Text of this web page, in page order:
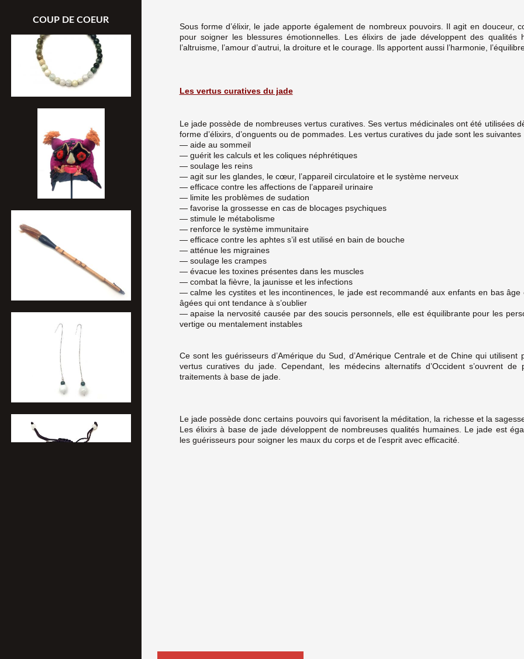
COUP DE COEUR
Sous forme d’élixir, le jade apporte également de nombreux pouvoirs. Il agit en douceur,
pour soigner les blessures émotionnelles. Les élixirs de jade développent des qualités
l’altruisme, l’amour d’autrui, la droiture et le courage. Ils apportent aussi l’harmonie,
Les vertus curatives du jade
Le jade possède de nombreuses vertus curatives. Ses vertus médicinales ont été utilisées
forme d’élixirs, d’onguents ou de pommades. Les vertus curatives du jade sont les suivantes
— aide au sommeil
— guérit les calculs et les coliques néphrétiques
— soulage les reins
— agit sur les glandes, le cœur, l’appareil circulatoire et le système nerveux
— efficace contre les affections de l’appareil urinaire
— limite les problèmes de sudation
— favorise la grossesse en cas de blocages psychiques
— stimule le métabolisme
— renforce le système immunitaire
— efficace contre les aphtes s’il est utilisé en bain de bouche
— atténue les migraines
— soulage les crampes
— évacue les toxines présentes dans les muscles
— combat la fièvre, la jaunisse et les infections
— calme les cystites et les incontinences, le jade est recommandé aux enfants en bas âge
âgées qui ont tendance à s’oublier
— apaise la nervosité causée par des soucis personnels, elle est équilibrante pour les
vertige ou mentalement instables
Ce sont les guérisseurs d’Amérique du Sud, d’Amérique Centrale et de Chine qui utilisent
vertus curatives du jade. Cependant, les médecins alternatifs d’Occident s’ouvrent
traitements à base de jade.
Le jade possède donc certains pouvoirs qui favorisent la méditation, la richesse et la
Les élixirs à base de jade développent de nombreuses qualités humaines. Le jade est
les guérisseurs pour soigner les maux du corps et de l’esprit avec efficacité.